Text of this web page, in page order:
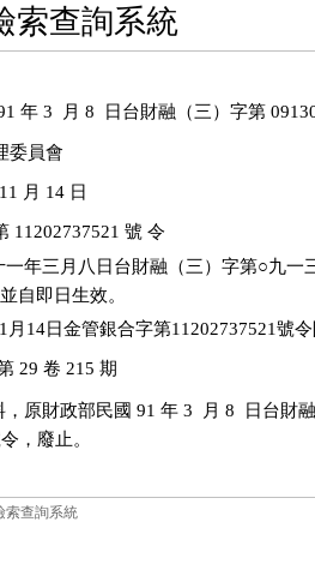
索查詢系統
委員會
月 14 日
11202737521 號 令
年三月八日台財融（三）字第○九一
月14日金管銀合字第11202737521號
29 卷 215 期
，原財政部民國 91 年 3  月 8  日台財
，廢止。
索查詢系統